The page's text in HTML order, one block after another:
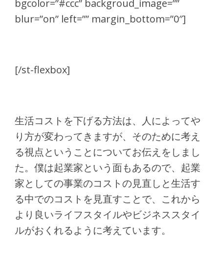
bgcolor=”#ccc” backgroud_image=””
blur=”on” left=”” margin_bottom=”0″]
[/st-flexbox]
生活コストを下げる方法は、人によってや
り方が変わってきますが、そのために考え
る視点ということについてお伝えをしまし
た。僕は起業家という面もあるので、起業
家としての事業のコストの見直しと生活す
る中でのコストを見直すことで、これから
より良いライフスタイルやビジネススタイ
ルがおくれるように考えています。